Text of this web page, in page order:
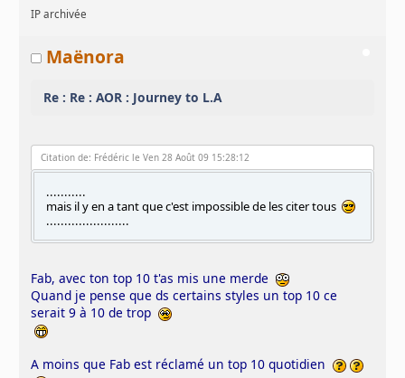
IP archivée
Maënora
Re : Re : AOR : Journey to L.A
Citation de: Frédéric le Ven 28 Août 09 15:28:12
...........
mais il y en a tant que c'est impossible de les citer tous
.......................
Fab, avec ton top 10 t'as mis une merde
Quand je pense que ds certains styles un top 10 ce
serait 9 à 10 de trop
A moins que Fab est réclamé un top 10 quotidien